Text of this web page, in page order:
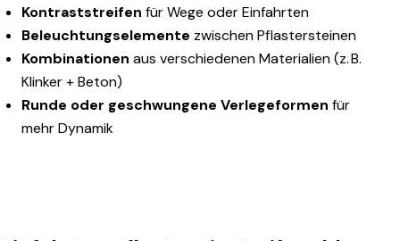
Kontraststreifen für Wege oder Einfahrten
Beleuchtungselemente zwischen Pflastersteinen
Kombinationen aus verschiedenen Materialien (z. B.
Klinker + Beton)
Runde oder geschwungene Verlegeformen für
mehr Dynamik